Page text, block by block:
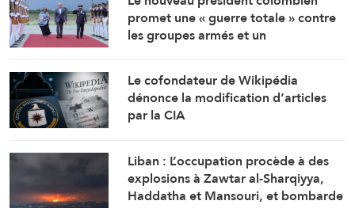
promet une « guerre totale » contre
les groupes armés et un
Washington
Le cofondateur de Wikipédia
dénonce la modification d’articles
par la CIA
Liban : L’occupation procède à des
explosions à Zawtar al-Sharqiyya,
Haddatha et Mansouri, et bombarde